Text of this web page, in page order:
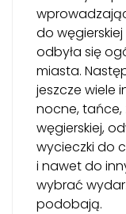
do
odbyła się
miasta.
jeszcze wiele
nocne,
węgierskiej,
wycieczki do
i nawet do
wybrać
podobają.